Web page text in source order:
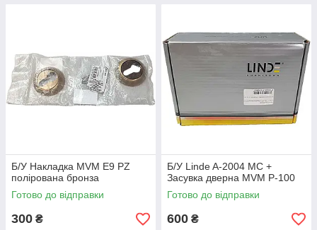
Б/У Накладка MVM E9 PZ
полірована бронза
Готово до відправки
300 ₴
Б/У Linde A-2004 MC +
Засувка дверна MVM P-100
Готово до відправки
600 ₴